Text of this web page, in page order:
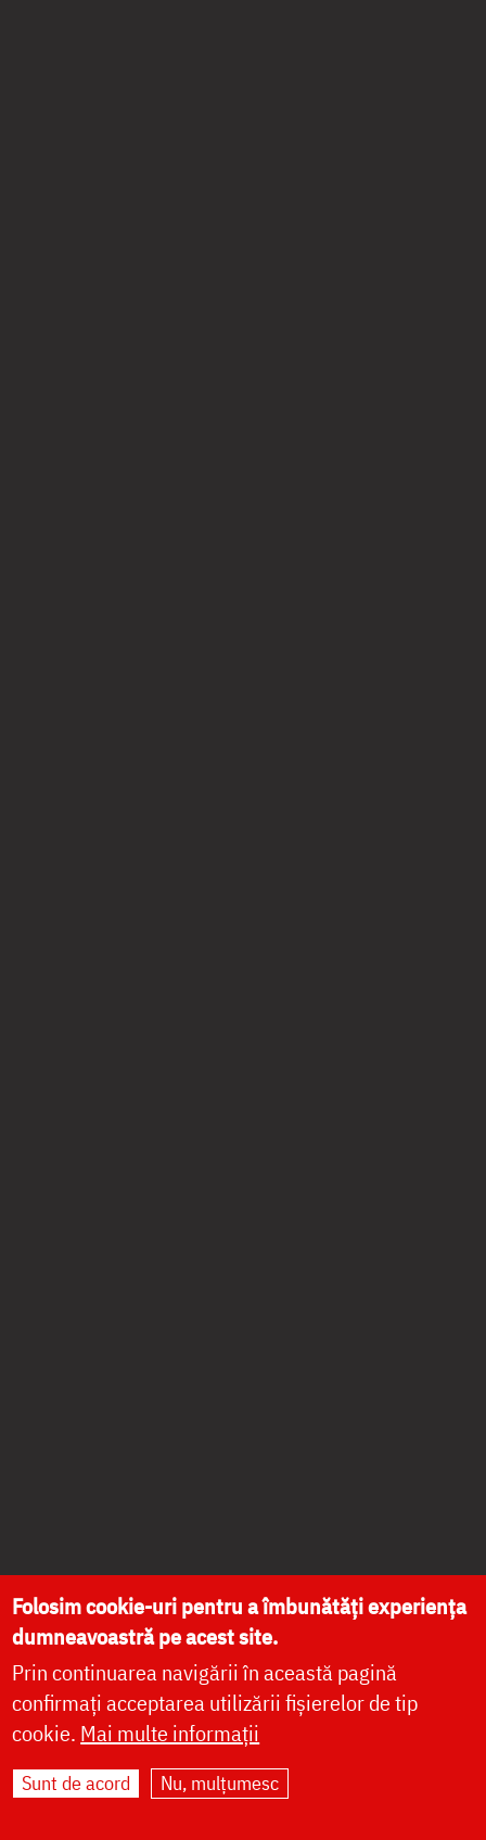
Folosim cookie-uri pentru a îmbunătăți experiența
dumneavoastră pe acest site.
Prin continuarea navigării în această pagină
confirmați acceptarea utilizării fișierelor de tip
cookie. Mai multe informații
Sunt de acord Nu, mulțumesc